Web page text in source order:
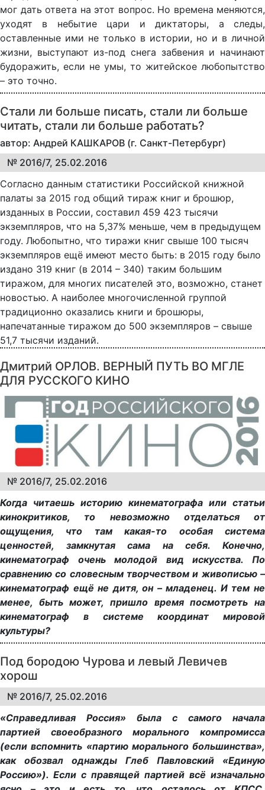
мог дать ответа на этот вопрос. Но времена меняются,
уходят в небытие цари и диктаторы, а следы,
оставленные ими не только в истории, но и в личной
жизни, выступают из-под снега забвения и начинают
будоражить, если не умы, то житейское любопытство
– это точно.
Стали ли больше писать, стали ли больше
читать, стали ли больше работать?
автор: Андрей КАШКАРОВ (г. Санкт-Петербург)
№ 2016/7, 25.02.2016
Согласно данным статистики Российской книжной
палаты за 2015 год общий тираж книг и брошюр,
изданных в России, составил 459 423 тысячи
экземпляров, что на 5,37% меньше, чем в предыдущем
году. Любопытно, что тиражи книг свыше 100 тысяч
экземпляров ещё имеют место быть: в 2015 году было
издано 319 книг (в 2014 – 340) таким большим
тиражом, для многих писателей это, возможно, станет
новостью. А наиболее многочисленной группой
традиционно оказались книги и брошюры,
напечатанные тиражом до 500 экземпляров – свыше
51,7 тысячи изданий.
Дмитрий ОРЛОВ. ВЕРНЫЙ ПУТЬ ВО МГЛЕ
ДЛЯ РУССКОГО КИНО
№ 2016/7, 25.02.2016
Когда читаешь историю кинематографа или статьи
кинокритиков, то невозможно отделаться от
ощущения, что там какая-то особая система
ценностей, замкнутая сама на себя. Конечно,
кинематограф очень молодой вид искусства. По
сравнению со словесным творчеством и живописью –
кинематограф ещё не дитя, он – младенец. И тем не
менее, быть может, пришло время посмотреть на
кинематограф в системе координат мировой
культуры?
Под бородою Чурова и левый Левичев
хорош
№ 2016/7, 25.02.2016
«Справедливая Россия» была с самого начала
партией своеобразного морального компромисса
(если вспомнить «партию морального большинства»,
как обозвал однажды Глеб Павловский «Единую
Россию»). Если с правящей партией всё изначально